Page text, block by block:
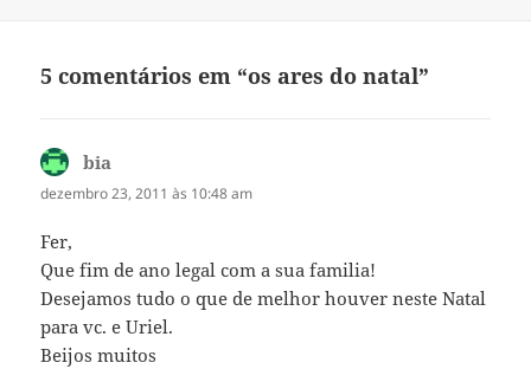
5 comentários em “os ares do natal”
bia
dezembro 23, 2011 às 10:48 am
Fer,
Que fim de ano legal com a sua familia!
Desejamos tudo o que de melhor houver neste Natal
para vc. e Uriel.
Beijos muitos